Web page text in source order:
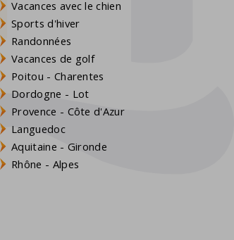
Vacances avec le chien
Sports d'hiver
Randonnées
Vacances de golf
Poitou - Charentes
Dordogne - Lot
Provence - Côte d'Azur
Languedoc
Aquitaine - Gironde
Rhône - Alpes